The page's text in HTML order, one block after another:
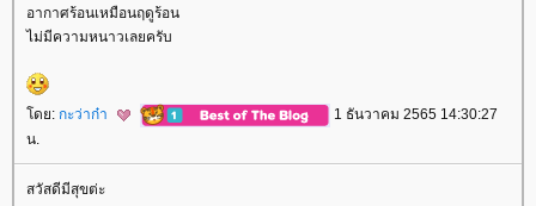
อากาศร้อนเหมือนฤดูร้อน
ไม่มีความหนาวเลยครับ
ดย: กะว่าก๋า
1 ธันวาคม 2565 14:30:27
น.
สวัสดีมีสุขต่ะ